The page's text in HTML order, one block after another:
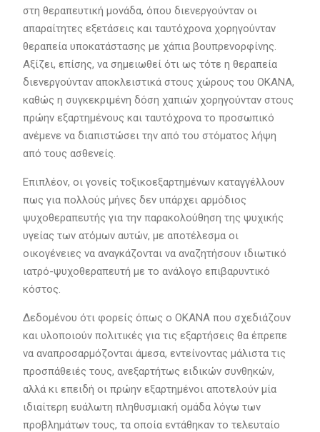
στη θεραπευτική μονάδα, όπου διενεργούνταν οι
απαραίτητες εξετάσεις και ταυτόχρονα χορηγούνταν
θεραπεία υποκατάστασης με χάπια βουπρενορφίνης.
Αξίζει, επίσης, να σημειωθεί ότι ως τότε η θεραπεία
διενεργούνταν αποκλειστικά στους χώρους του ΟΚΑΝΑ,
καθώς η συγκεκριμένη δόση χαπιών χορηγούνταν στους
πρώην εξαρτημένους και ταυτόχρονα το προσωπικό
ανέμενε να διαπιστώσει την από του στόματος λήψη
από τους ασθενείς.
Επιπλέον, οι γονείς τοξικοεξαρτημένων καταγγέλλουν
πως για πολλούς μήνες δεν υπάρχει αρμόδιος
ψυχοθεραπευτής για την παρακολούθηση της ψυχικής
υγείας των ατόμων αυτών, με αποτέλεσμα οι
οικογένειες να αναγκάζονται να αναζητήσουν ιδιωτικό
ιατρό-ψυχοθεραπευτή με το ανάλογο επιβαρυντικό
κόστος.
Δεδομένου ότι φορείς όπως ο ΟΚΑΝΑ που σχεδιάζουν
και υλοποιούν πολιτικές για τις εξαρτήσεις θα έπρεπε
να αναπροσαρμόζονται άμεσα, εντείνοντας μάλιστα τις
προσπάθειές τους, ανεξαρτήτως ειδικών συνθηκών,
αλλά κι επειδή οι πρώην εξαρτημένοι αποτελούν μία
ιδιαίτερη ευάλωτη πληθυσμιακή ομάδα λόγω των
προβλημάτων τους, τα οποία εντάθηκαν το τελευταίο